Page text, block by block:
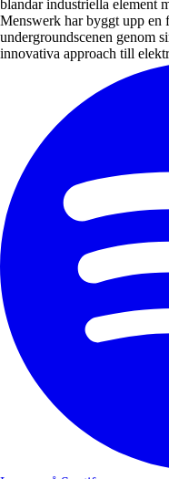
blandar industriella element
Menswerk har byggt upp en
undergroundscenen genom
innovativa approach till